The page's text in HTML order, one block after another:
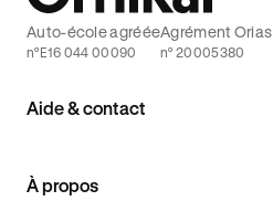
Aide & contact
À propos
Auto-école agréée
n°E16 044 00090
Agrément Orias
n° 20005380